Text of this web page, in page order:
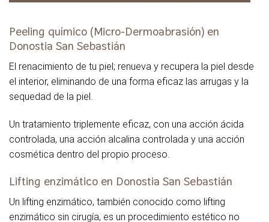
Peeling químico (Micro-Dermoabrasión) en
Donostia San Sebastián
El renacimiento de tu piel; renueva y recupera la piel desde
el interior, eliminando de una forma eficaz las arrugas y la
sequedad de la piel.
Un tratamiento triplemente eficaz, con una acción ácida
controlada, una acción alcalina controlada y una acción
cosmética dentro del propio proceso.
Lifting enzimático en Donostia San Sebastián
Un lifting enzimático, también conocido como lifting
enzimático sin cirugía, es un procedimiento estético no